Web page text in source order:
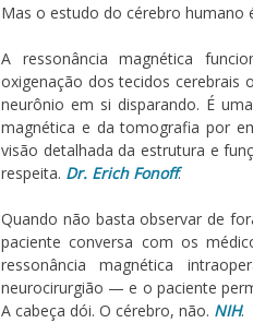
Mas o estudo do cérebro humano
A ressonância magnética
oxigenação dos tecidos
neurônio em si disparando. É
magnética e da tomografia por
visão detalhada da estrutura e
respeita. Dr. Erich Fonoff.
Quando não basta observar de
paciente conversa com os
ressonância magnética
neurocirurgião — e o paciente
A cabeça dói. O cérebro, não. NIH.